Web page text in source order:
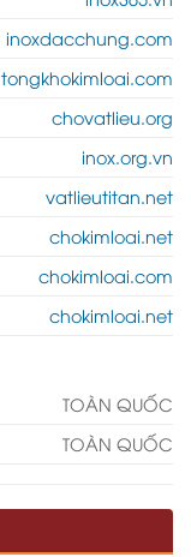
inoxdacchung.com
tongkhokimloai.com
chovatlieu.org
inox.org.vn
vatlieutitan.net
chokimloai.net
chokimloai.com
chokimloai.net
TOÀN QUỐC
TOÀN QUỐC